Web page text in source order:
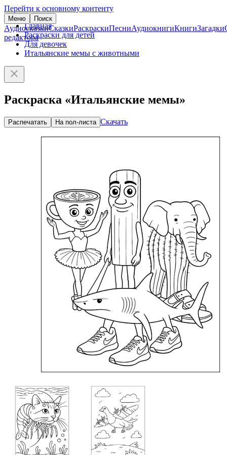
Перейти к основному контенту
Меню Поиск
АудиосказкиСказкиРаскраскиПесниАудиокнигиКнигиЗагадки
редактора
Главная
Раскраски для детей
Для девочек
Итальянские мемы с животными
Раскраска «Итальянские мемы»
Распечатать На пол-листа Скачать